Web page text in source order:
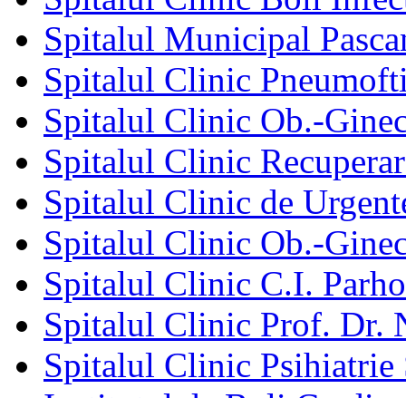
Spitalul Municipal
Spitalul Clinic
Spitalul Clinic Ob.-
Spitalul Clinic
Spitalul Clinic de
Spitalul Clinic Ob.-
Spitalul Clinic C.I.
Spitalul Clinic Prof. Dr.
Spitalul Clinic Psihiatrie